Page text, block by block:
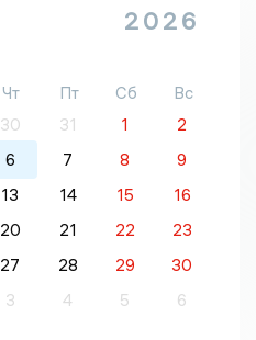
2026
Чт Пт Сб
Вс
30 31 1
2
6 7 8
9
13 14 15
16
20 21 22
23
27 28 29
30
3 4 5 6